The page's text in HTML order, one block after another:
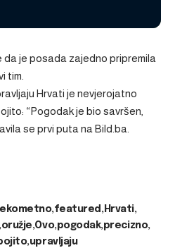
da je posada zajedno pripremila
tim.
Hrvati je nevjerojatno
“Pogodak je bio savršen,
se prvi puta na Bild.ba
featured Hrvati
oružje Ovo pogodak precizno
upravljaju